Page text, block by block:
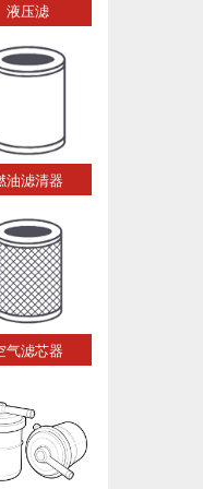
液压滤
油滤清器
气滤芯器